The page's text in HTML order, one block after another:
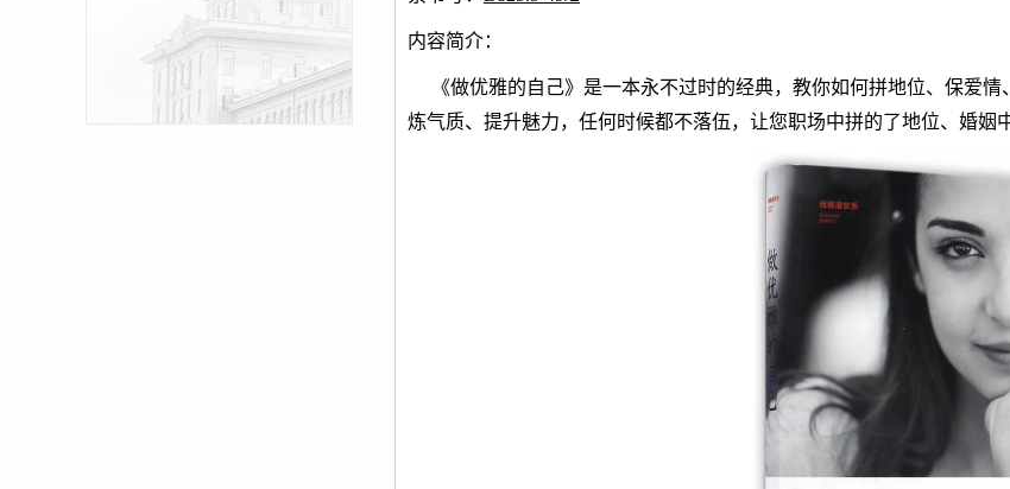
内容简介：
《做优雅的自己》是一本永不过时的经典，教你如何拼地位、保爱
炼气质、提升魅力，任何时候都不落伍，让您职场中拼的了地位、婚姻